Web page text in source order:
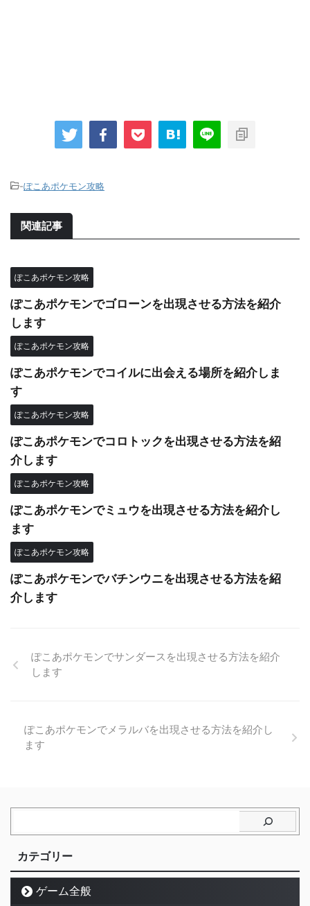
-ぽこあポケモン攻略
関連記事
ぽこあポケモン攻略
ぽこあポケモンでゴローンを出現させる方法を紹介
します
ぽこあポケモン攻略
ぽこあポケモンでコイルに出会える場所を紹介しま
す
ぽこあポケモン攻略
ぽこあポケモンでコロトックを出現させる方法を紹
介します
ぽこあポケモン攻略
ぽこあポケモンでミュウを出現させる方法を紹介し
ます
ぽこあポケモン攻略
ぽこあポケモンでバチンウニを出現させる方法を紹
介します
ぽこあポケモンでサンダースを出現させる方法を紹介
します
ぽこあポケモンでメラルバを出現させる方法を紹介し
ます
カテゴリー
ゲーム全般